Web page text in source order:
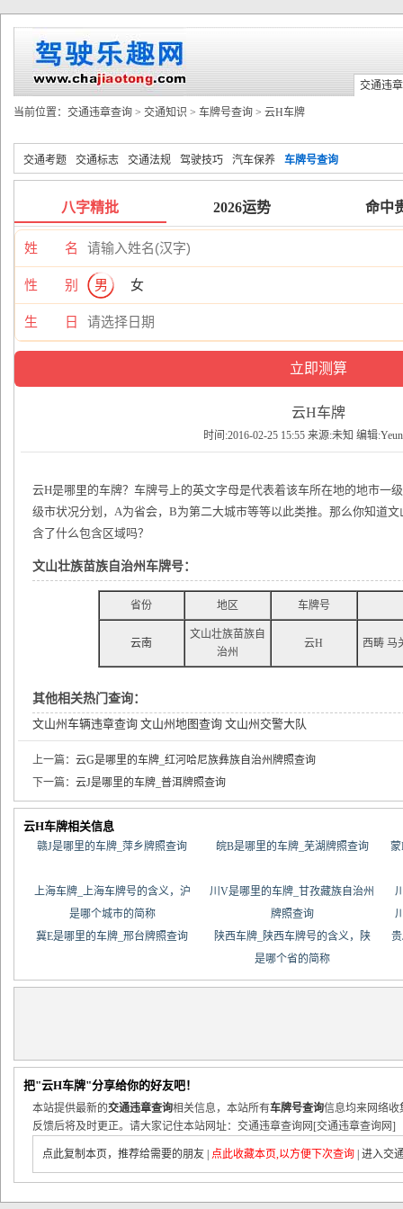
交通违
当前位置： 交通违章查询 > 交通知识 > 车牌号查询 > 云H车牌
交通考题 交通标志 交通法规 驾驶技巧 汽车保养 车牌号查询
八字精批 2026运势 命中
姓 名
性 别 男 女
生 日
云H车牌
时间:2016-02-25 15:55 来源:未知 编辑
云H是哪里的车牌？车牌号上的英文字母是代表着该车所在地的地市一
级市状况分划，A为省会，B为第二大城市等等以此类推。那么你知道
含了什么包含区域吗？
文山壮族苗族自治州车牌号：
省份 地区 车牌号
云南
文山壮族苗族自
治州
云H 西畴 马
其他相关热门查询：
文山州车辆违章查询 文山州地图查询 文山州交警大队
上一篇： 云G是哪里的车牌_红河哈尼族彝族自治州牌照查询
下一篇： 云J是哪里的车牌_普洱牌照查询
云H车牌相关信息
赣J是哪里的车牌_萍乡牌照查询 皖B是哪里的车牌_芜湖牌照查询
上海车牌_上海车牌号的含义，沪
是哪个城市的简称
川V是哪里的车牌_甘孜藏族自治州
牌照查询
冀E是哪里的车牌_邢台牌照查询
陕西车牌_陕西车牌号的含义，陕
是哪个省的简称
把"云H车牌"分享给你的好友吧！
本站提供最新的交通违章查询相关信息，本站所有车牌号查询信息均来网络收
反馈后将及时更正。请大家记住本站网址：交通违章查询网[交通违章查询网]
点此复制本页，推荐给需要的朋友 点此收藏本页,以方便下次查询 进入交